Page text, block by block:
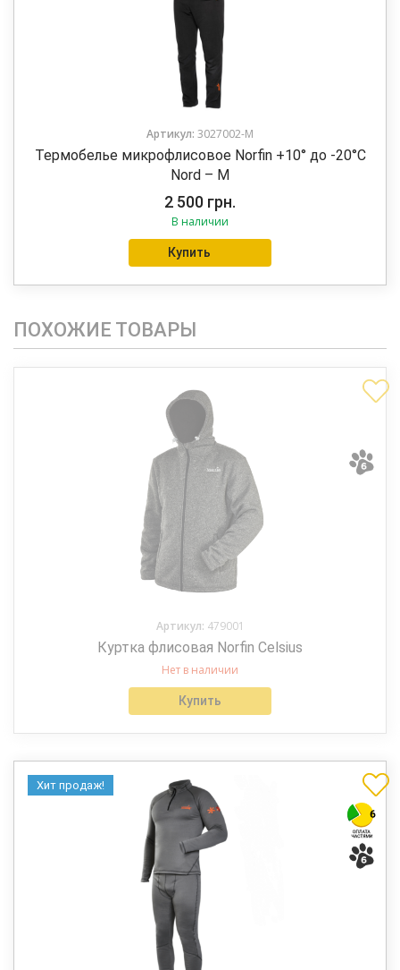
Артикул: 3027002-M
Термобелье микрофлисовое Norfin +10° до -20°C
Nord – M
2 500 грн.
В наличии
Купить
ПОХОЖИЕ ТОВАРЫ
Артикул: 479001
Куртка флисовая Norfin Celsius
Нет в наличии
Купить
Хит продаж!